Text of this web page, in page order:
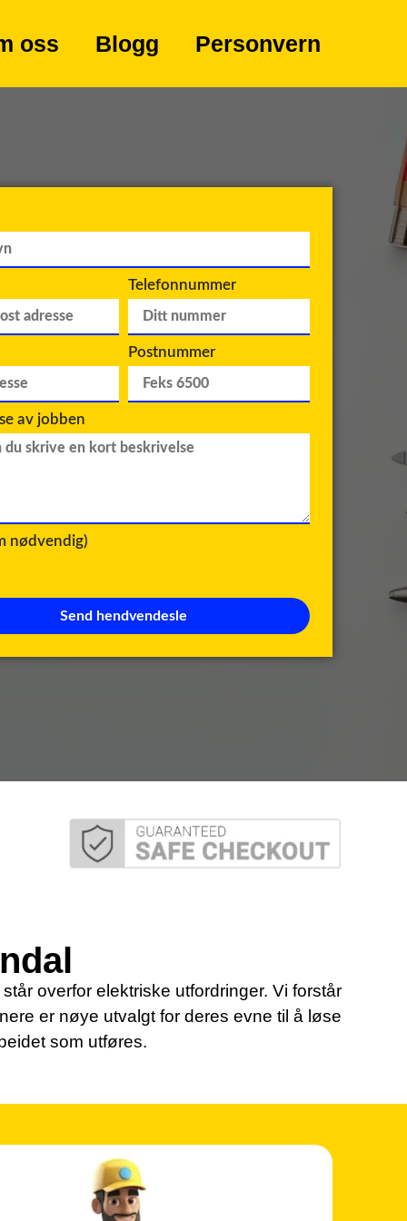
oss Blogg Personvern
Telefonnummer
Postnummer
av jobben
nødvendig)
Send hendvendesle
overfor elektriske utfordringer. Vi forstår
er nøye utvalgt for deres evne til å løse
som utføres.